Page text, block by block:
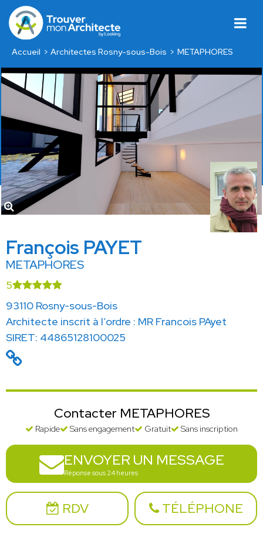
Accueil Architectes Rosny-sous-Bois METAPHORES
François PAYET
METAPHORES
5
93110 Rosny-sous-Bois
Architecte inscrit à l’ordre : MR Francois PAyet
SIRET: 44865128100025
Contacter METAPHORES
Rapide Sans engagement Gratuit Sans inscription
ENVOYER UN MESSAGE
Réponse sous 24 heures
RDV TÉLÉPHONE